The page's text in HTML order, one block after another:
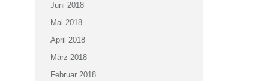
Juni 2018
Mai 2018
April 2018
März 2018
Februar 2018